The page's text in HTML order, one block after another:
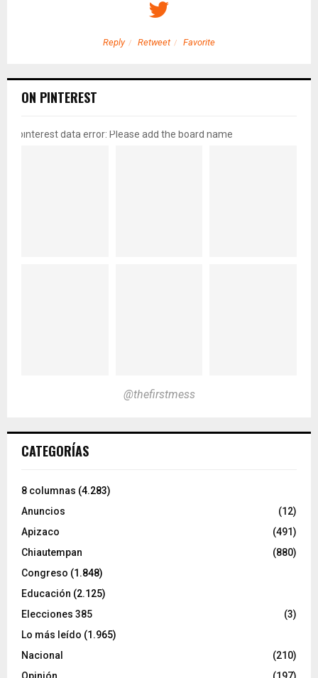
Reply Retweet Favorite
ON PINTEREST
pinterest data error: Please add the board name
@thefirstmess
CATEGORÍAS
8 columnas (4.283)
Anuncios
(12)
Apizaco
(491)
Chiautempan
(880)
Congreso (1.848)
Educación (2.125)
Elecciones 385
(3)
Lo más leído (1.965)
Nacional
(210)
Opinión
(197)